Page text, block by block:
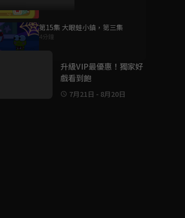
第15集 大眼蛙小鎮，第三集
4分鐘
訊
升級VIP最優惠！獨家好
戲看到飽
7月21日 - 8月20日